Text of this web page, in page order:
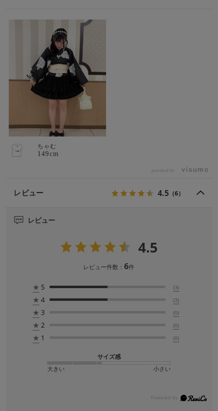
ちゃむ
149cm
powered by
レビュー 4.5 （6）
レビュー
4.5
レビュー件数：6件
★ 5 (3)
★ 4 (3)
★ 3 (0)
★ 2 (0)
★ 1 (0)
サイズ感
大きい
小さい